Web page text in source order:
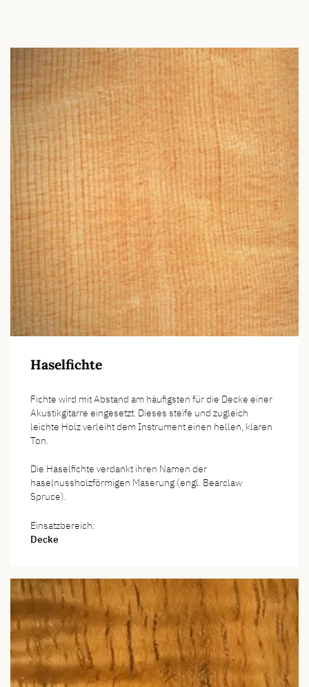
Haselfichte
Fichte wird mit Abstand am häufigsten für die Decke einer
Akustikgitarre eingesetzt. Dieses steife und zugleich
leichte Holz verleiht dem Instrument einen hellen, klaren
Ton.
Die Haselfichte verdankt ihren Namen der
haselnussholzförmigen Maserung (engl. Bearclaw
Spruce).
Einsatzbereich:
Decke